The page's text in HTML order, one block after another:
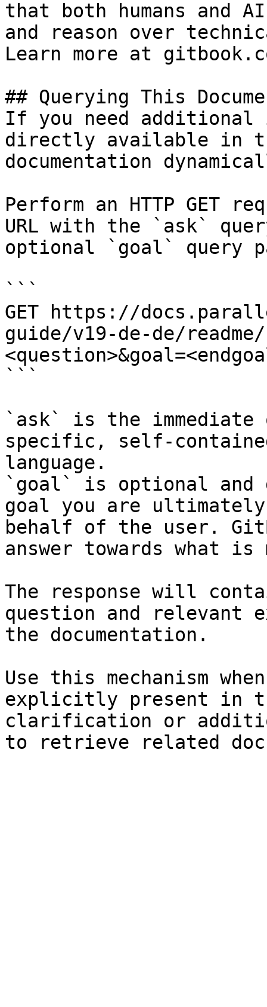
that both humans and
and reason over
Learn more at
## Querying This
If you need
directly available in
documentation
Perform an HTTP GET
URL with the `ask`
optional `goal` query
```
GET https://
guide/v19-de-de/
```
`ask` is the
specific, self-
language.
`goal` is optional and
goal you are
behalf of the user.
answer towards what
The response will
question and relevant
the documentation.
Use this mechanism
explicitly present in
clarification or